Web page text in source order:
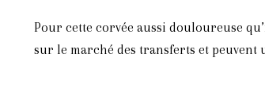
Pour cette corvée aussi douloureuse
sur le marché des transferts et